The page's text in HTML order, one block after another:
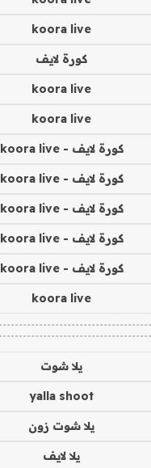
koora live
كورة لايف
koora live
koora live
كورة لايف - koora live
كورة لايف - koora live
كورة لايف - koora live
كورة لايف - koora live
كورة لايف - koora live
koora live
يلا شوت
yalla shoot
يلا شوت زون
يلا لايف